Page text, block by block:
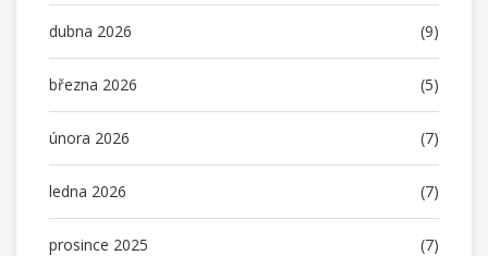
dubna 2026 (9)
března 2026 (5)
února 2026 (7)
ledna 2026 (7)
prosince 2025 (7)